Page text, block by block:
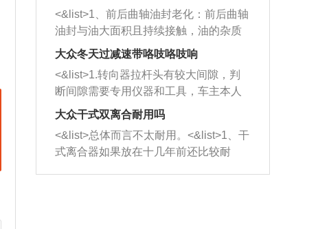
西取出来。但如果是因为积碳过多引起
的堵塞，就需要将三元催化器泡在草酸
洗剂对堵塞的情况得到解决，将清洗剂
放在燃油箱中，与燃油混合后，车辆启
动时，就可以和汽油一起进入到燃烧
室，最后形成废气排出，就可以让三元
催化器得到清洗，排气管堵塞的情况就
能够得到解决。
一圈半的练习，往右同样也要打相同的
圈数。 <&list>3、最后强调要反复练
习，这样就可以形成肌肉记忆，在真实
驾驶车辆时，不需要记忆也能打好方
向。
<&list>1、前后曲轴油封老化：前后曲轴
油封与油大面积且持续接触，油的杂质
和发动机内持续温度变化使其密封效果
逐渐减弱，导致渗油或漏油。<&list>2、
活塞间隙过大：积碳会使活塞环与缸体
的间隙扩大，导致机油流入燃烧室中，
造成烧机油。<&list>3、机油粘度。使用
机油粘度过小的话，同样会有烧机油现
象，机油粘度过小具有很好的流动性，
大众冬天过减速带咯吱咯吱响
<&list>1.转向器拉杆头有较大间隙，判
断间隙需要专用仪器和工具，车主本人
无法制作，需要将车辆送到修理厂或4s
店；<&list>2.车辆半轴套管防尘罩破
裂，破裂后会出现漏油现象，使半轴磨
损严重，磨损的半轴容易损坏，产生异
响；<&list>3.稳定器的转向胶套和球头
大众干式双离合耐用吗
<&list>总体而言不太耐用。<&list>1、干
式离合器如果放在十几年前还比较耐